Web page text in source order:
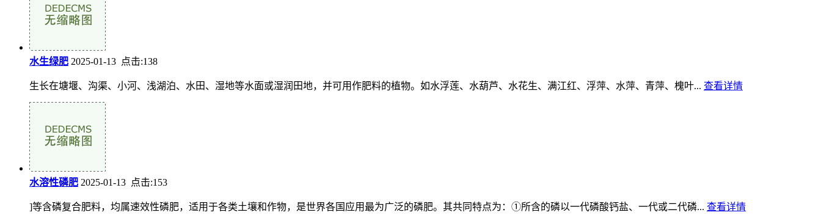
水生绿肥 2025-01-13 点击:138
生长在塘堰、沟渠、小河、浅湖泊、水田、湿地等水面或湿润田地，并可用作肥料的植物。如水浮莲、水葫芦、水花生、满江红、浮萍、水萍、青萍、槐叶... 查看详情
水溶性磷肥 2025-01-13 点击:153
]等含磷复合肥料，均属速效性磷肥，适用于各类土壤和作物，是世界各国应用最为广泛的磷肥。其共同特点为：①所含的磷以一代磷酸钙盐、一代或二代磷... 查看详情